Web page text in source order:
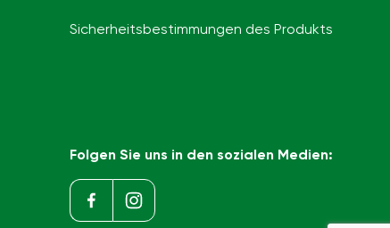
Sicherheitsbestimmungen des Produkts
Folgen Sie uns in den sozialen Medien: